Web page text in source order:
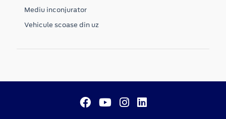
Mediu inconjurator
Vehicule scoase din uz